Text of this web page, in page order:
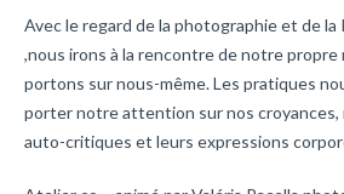
Avec le regard de la photographie et de la
,nous irons à la rencontre de notre propre
portons sur nous-même. Les pratiques
porter notre attention sur nos croyances,
auto-critiques et leurs expressions